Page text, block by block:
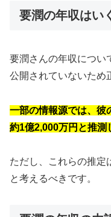
要潤の年収はい
要潤さんの年収につい
公開されていないため
一部の情報源では、彼
約1億2,000万円と推測
ただし、これらの推定
と考えるべきです。